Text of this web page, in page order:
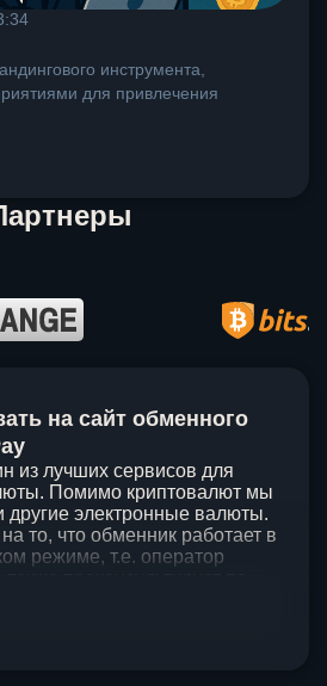
инструмента,
для привлечения
на сайт обменного
из лучших сервисов для
Помимо криптовалют мы
электронные валюты.
то, что обменник работает в
режиме, т.е. оператор
стараемся проводить обмены